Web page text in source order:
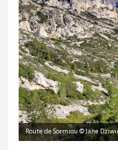
Route de Sormiou © Jane